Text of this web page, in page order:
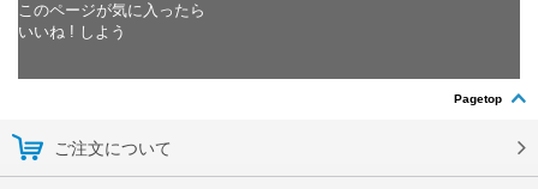
このページが気に入ったら
いいね ! しよう
Pagetop
ご注文について